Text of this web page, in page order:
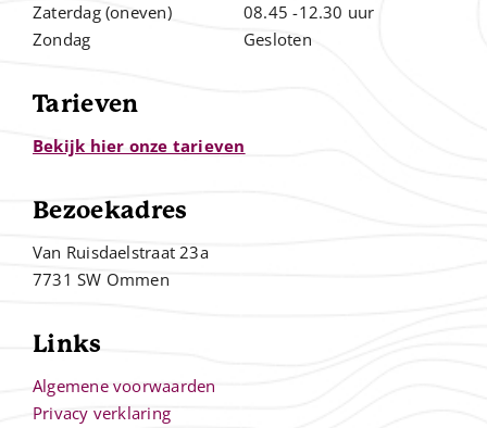
Zaterdag (oneven)
Zondag
08.45 -12.30 uur
Gesloten
Tarieven
Bekijk hier onze tarieven
Bezoekadres
Van Ruisdaelstraat 23a
7731 SW Ommen
Links
Algemene voorwaarden
Privacy verklaring